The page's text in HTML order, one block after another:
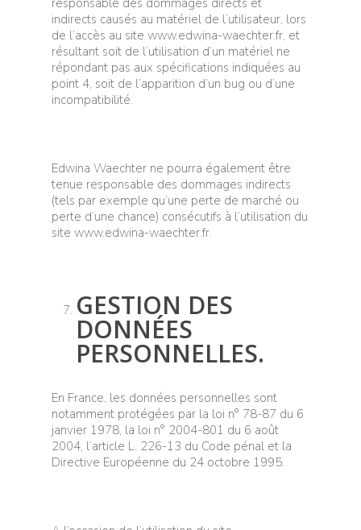
responsable des dommages directs et
indirects causés au matériel de l’utilisateur, lors
de l’accès au site www.edwina-waechter.fr, et
résultant soit de l’utilisation d’un matériel ne
répondant pas aux spécifications indiquées au
point 4, soit de l’apparition d’un bug ou d’une
incompatibilité.
Edwina Waechter ne pourra également être
tenue responsable des dommages indirects
(tels par exemple qu’une perte de marché ou
perte d’une chance) consécutifs à l’utilisation du
site www.edwina-waechter.fr.
GESTION DES
DONNÉES
PERSONNELLES.
En France, les données personnelles sont
notamment protégées par la loi n° 78-87 du 6
janvier 1978, la loi n° 2004-801 du 6 août
2004, l’article L. 226-13 du Code pénal et la
Directive Européenne du 24 octobre 1995.